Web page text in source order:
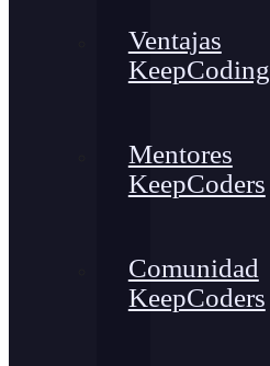
Ventajas
KeepCoding
Mentores
KeepCoders
Comunidad
KeepCoders